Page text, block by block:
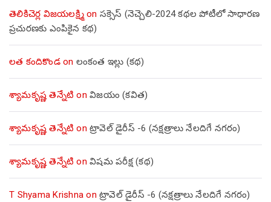
తెలికిచెర్ల విజయలక్ష్మిon సక్సెస్ (నెచ్చెలి-2024 కథల పోటీలో సాధారణ
ప్రచురణకు ఎంపికైన కథ)
లత కందికొండon లంకంత ఇల్లు (కథ)
శ్యామకృష్ణ తెన్నేటి on విజయం (కవిత)
శ్యామకృష్ణ తెన్నేటి on ట్రావెల్ డైరీస్ -6 (నక్షత్రాలు నేలదిగే నగరం)
శ్యామకృష్ణ తెన్నేటి on విషమ పరీక్ష (క‌థ‌)
T Shyama Krishna on ట్రావెల్ డైరీస్ -6 (నక్షత్రాలు నేలదిగే నగరం)